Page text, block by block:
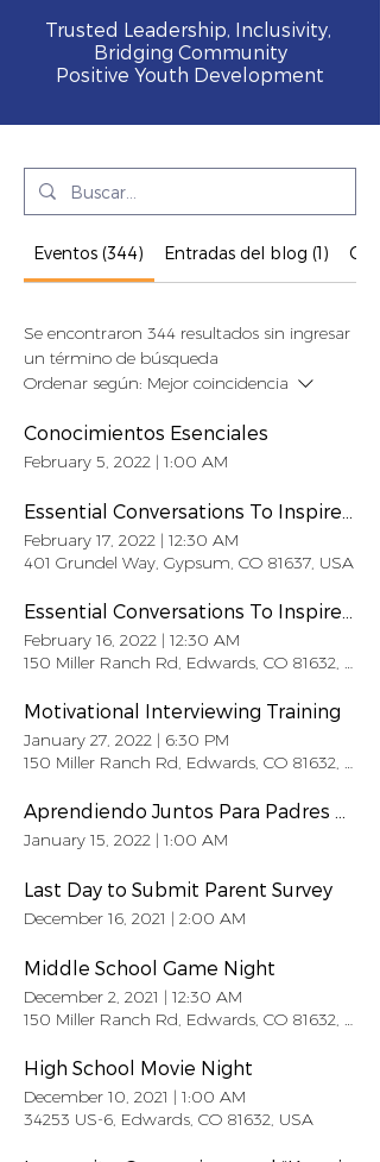
Trusted Leadership, Inclusivity,
Bridging Community
Positive Youth Development
Eventos (344) Entradas del blog (1)
Se encontraron 344 resultados sin ingresar
un término de búsqueda
Ordenar según: Mejor coincidencia
Conocimientos Esenciales
February 5, 2022 | 1:00 AM
February 17, 2022 | 12:30 AM
401 Grundel Way, Gypsum, CO 81637, USA
February 16, 2022 | 12:30 AM
150 Miller Ranch Rd, Edwards, CO 81632, USA
Motivational Interviewing Training
January 27, 2022 | 6:30 PM
150 Miller Ranch Rd, Edwards, CO 81632, USA
January 15, 2022 | 1:00 AM
Last Day to Submit Parent Survey
December 16, 2021 | 2:00 AM
Middle School Game Night
December 2, 2021 | 12:30 AM
150 Miller Ranch Rd, Edwards, CO 81632, USA
High School Movie Night
December 10, 2021 | 1:00 AM
34253 US-6, Edwards, CO 81632, USA